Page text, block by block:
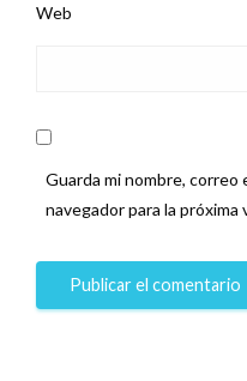
Web
Guarda mi nombre,
navegador para la próxima